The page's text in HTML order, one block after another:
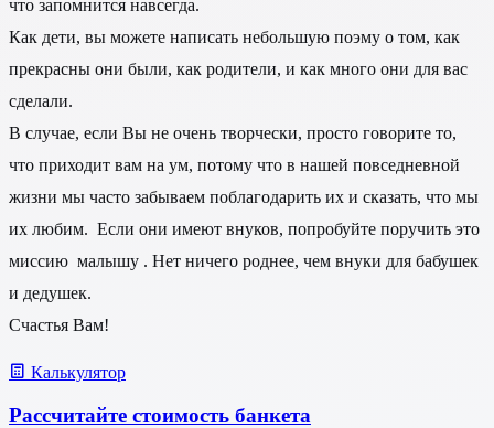
что запомнится навсегда.
Как дети, вы можете написать небольшую поэму о том, как
прекрасны они были, как родители, и как много они для вас
сделали.
В случае, если Вы не очень творчески, просто говорите то,
что приходит вам на ум, потому что в нашей повседневной
жизни мы часто забываем поблагодарить их и сказать, что мы
их любим. Если они имеют внуков, попробуйте поручить это
миссию малышу . Нет ничего роднее, чем внуки для бабушек
и дедушек.
Счастья Вам!
Калькулятор
Рассчитайте стоимость банкета